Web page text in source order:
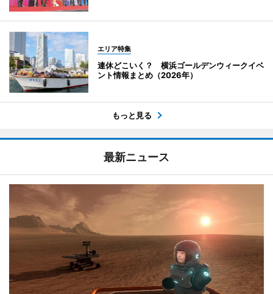
エリア特集
連休どこいく？ 横浜ゴールデンウィークイベ
ント情報まとめ（2026年）
もっと見る
最新ニュース